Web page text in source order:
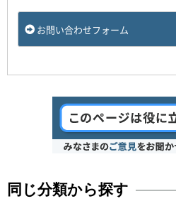
お問い合わせフォーム
同じ分類から探す